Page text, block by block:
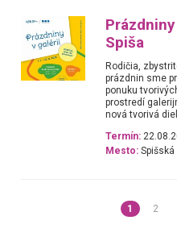
Spiša
Rodičia,
prázdnin sme
ponuku
prostredí
nová tvorivá
Termín:
Mesto: Spišská
1 2